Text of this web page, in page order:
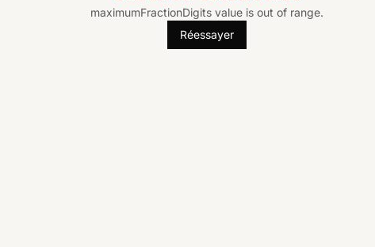
maximumFractionDigits value is out of range.
Réessayer